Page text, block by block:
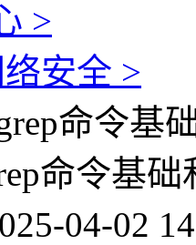
>
安全 >
命令基
命令基
04-02